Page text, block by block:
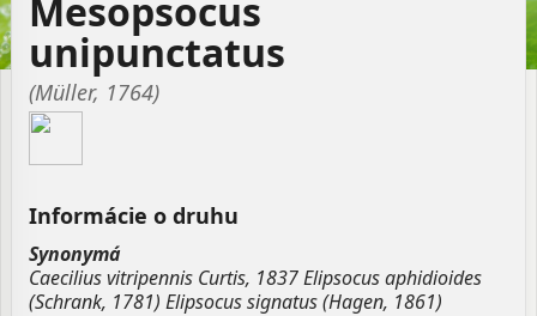
Mesopsocus
unipunctatus
(Müller, 1764)
Informácie o druhu
Synonymá
Caecilius vitripennis Curtis, 1837 Elipsocus aphidioides
(Schrank, 1781) Elipsocus signatus (Hagen, 1861)